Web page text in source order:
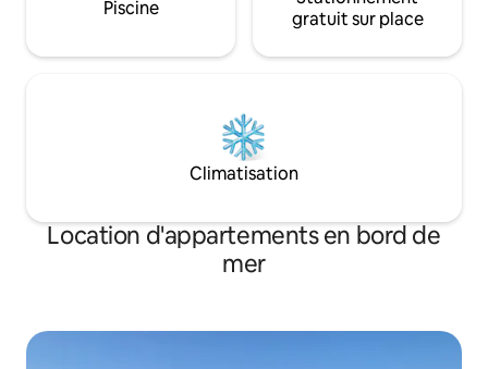
Piscine
gratuit sur place
Climatisation
Location d'appartements en bord de
mer